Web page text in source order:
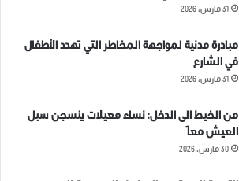
31 مارس، 2026
مبادرة مدنية لمواجهة المخاطر التي تهدد الأطفال
في الشارع
31 مارس، 2026
من الخيط الى الدخل: نساء معيلات ينسجن سبل
العيش معاً
30 مارس، 2026